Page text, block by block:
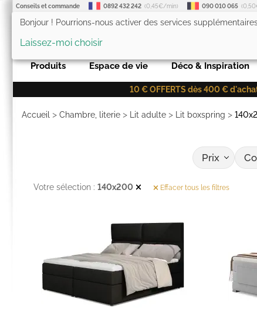
Conseils et commande 0892 432 242 (0,45€/min) 090 010 065
Produits Espace de vie Déco & Inspiration
10 € OFFERTS dès 400 €
Accueil > Chambre, literie > Lit adulte > Lit boxspring >
Prix
Votre sélection : 140x200 Effacer tous les filtres
Bonjour ! Pourrions-nous activer des services
Laissez-moi choisir